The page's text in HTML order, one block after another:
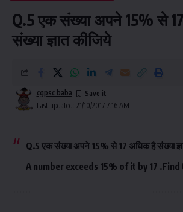
Q.5 एक संख्या अपने 15% से
संख्या ज्ञात कीजिये
Last updated: 21/10/2017 7:16 AM
cgpsc baba
Q.5 एक संख्या अपने 15% से 17 अधिक है संख्या
A number exceeds 15% of it by 17